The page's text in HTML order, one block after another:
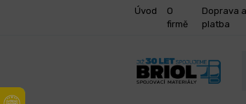
Úvod
O
firmě
Doprava a
platba